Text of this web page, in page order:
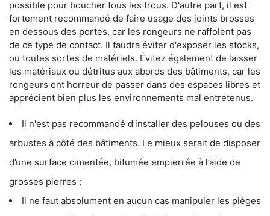
possible pour boucher tous les trous. D'autre part, il est
fortement recommandé de faire usage des joints brosses
en dessous des portes, car les rongeurs ne raffolent pas
de ce type de contact. Il faudra éviter d'exposer les stocks,
ou toutes sortes de matériels. Évitez également de laisser
les matériaux ou détritus aux abords des bâtiments, car les
rongeurs ont horreur de passer dans des espaces libres et
apprécient bien plus les environnements mal entretenus.
Il n'est pas recommandé d’installer des pelouses ou des
arbustes à côté des bâtiments. Le mieux serait de disposer
d’une surface cimentée, bitumée empierrée à l’aide de
grosses pierres ;
Il ne faut absolument en aucun cas manipuler les pièges